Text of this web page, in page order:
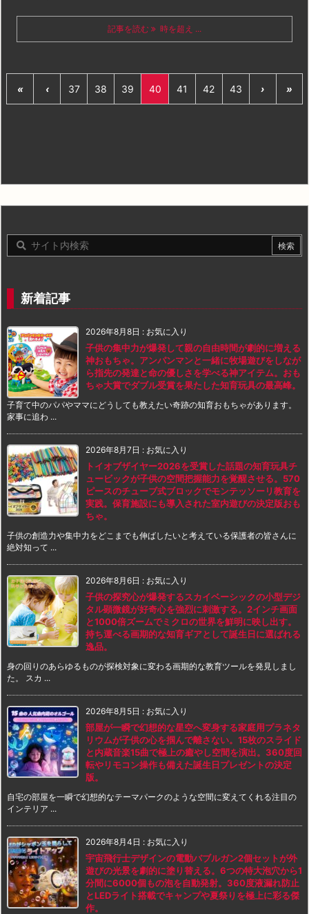
記事を読む 時を超え ...
« ‹ 37 38 39 40 41 42 43 › »
新着記事
2026年8月8日 : お気に入り
子供の集中力が爆発して親の自由時間が劇的に増える
神おもちゃ。アンパンマンと一緒に牧場遊びをしなが
ら指先の発達と命の優しさを学べる神アイテム。おも
ちゃ大賞でダブル受賞を果たした知育玩具の最高峰。
子育て中のパパやママにどうしても教えたい奇跡の知育おもちゃがあります。
家事に追わ ...
2026年8月7日 : お気に入り
トイオブザイヤー2026を受賞した話題の知育玩具チ
ュービックが子供の空間把握能力を覚醒させる。570
ピースのチューブ式ブロックでモンテッソーリ教育を
実践。保育施設にも導入された室内遊びの決定版おも
ちゃ。
子供の創造力や集中力をどこまでも伸ばしたいと考えている保護者の皆さんに
絶対知って ...
2026年8月6日 : お気に入り
子供の探究心が爆発するスカイベーシックの小型デジ
タル顕微鏡が好奇心を強烈に刺激する。2インチ画面
と1000倍ズームでミクロの世界を鮮明に映し出す。
持ち運べる画期的な知育ギアとして誕生日に選ばれる
逸品。
身の回りのあらゆるものが探検対象に変わる画期的な教育ツールを発見しまし
た。 スカ ...
2026年8月5日 : お気に入り
部屋が一瞬で幻想的な星空へ変身する家庭用プラネタ
リウムが子供の心を掴んで離さない。15枚のスライド
と内蔵音楽15曲で極上の癒やし空間を演出。360度回
転やリモコン操作も備えた誕生日プレゼントの決定
版。
自宅の部屋を一瞬で幻想的なテーマパークのような空間に変えてくれる注目の
インテリア ...
2026年8月4日 : お気に入り
宇宙飛行士デザインの電動バブルガン2個セットが外
遊びの光景を劇的に塗り替える。6つの特大泡穴から1
分間に6000個もの泡を自動発射。360度液漏れ防止
とLEDライト搭載でキャンプや夏祭りを極上に彩る傑
作。